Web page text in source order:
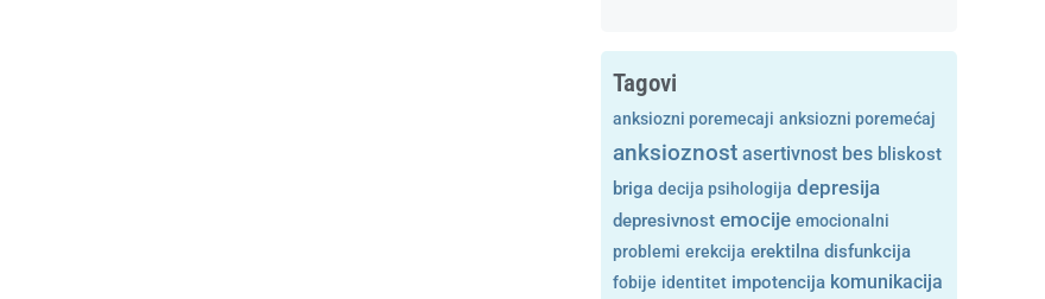
Tagovi
anksiozni poremecaji anksiozni poremećaj
anksioznost asertivnost bes bliskost
briga decija psihologija depresija
depresivnost emocije emocionalni
problemi erekcija erektilna disfunkcija
fobije identitet impotencija komunikacija